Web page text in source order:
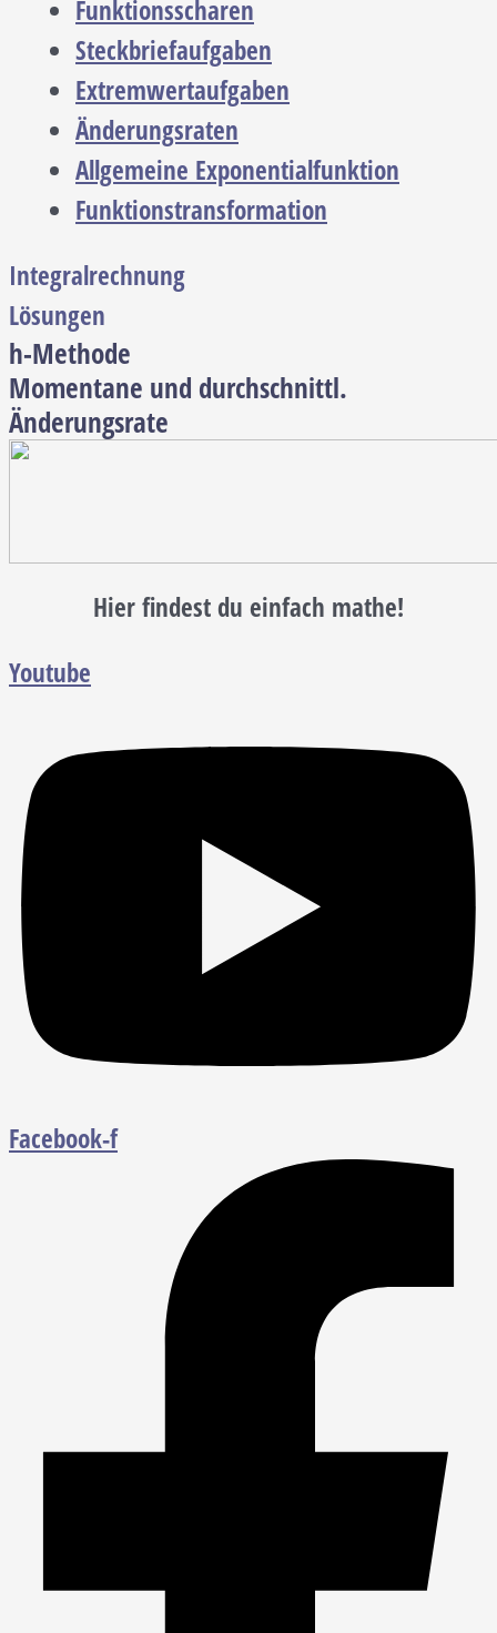
Funktionsscharen
Steckbriefaufgaben
Extremwertaufgaben
Änderungsraten
Allgemeine Exponentialfunktion
Funktionstransformation
Integralrechnung
Lösungen
h-Methode
Momentane und durchschnittl.
Änderungsrate
Hier findest du einfach mathe!
Youtube
Facebook-f